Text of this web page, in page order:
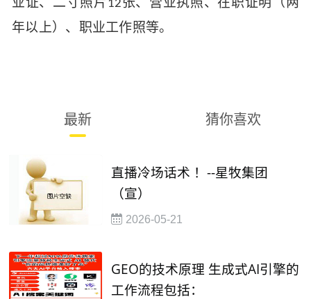
12
年以上）、职业工作照等。
最新 猜你喜欢
直播冷场话术 ！--星牧集团
（宣）
2026-05-21
GEO的技术原理 生成式AI引擎的
工作流程包括：